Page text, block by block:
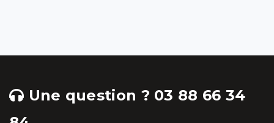
Une question ? 03 88 66 34